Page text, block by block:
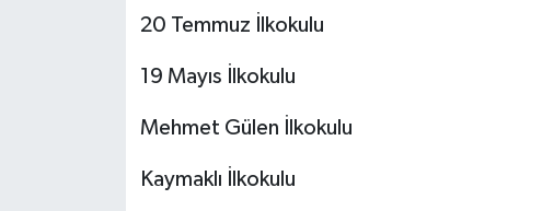
20 Temmuz İlkokulu
19 Mayıs İlkokulu
Mehmet Gülen İlkokulu
Kaymaklı İlkokulu